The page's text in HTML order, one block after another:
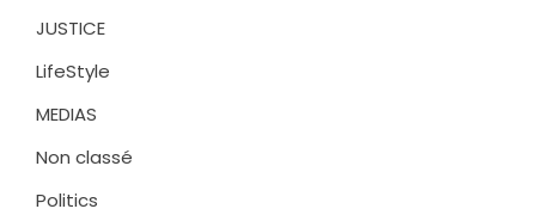
JUSTICE
LifeStyle
MEDIAS
Non classé
Politics